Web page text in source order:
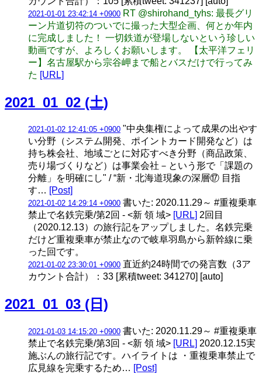
2021-01-01 23:42:14 +0900 RT @shirohand_tyhs: 最長グリ
ーン片道切符のついでに撮った大型企画、何とか年内
に完成しました！ 一切鉄道が登場しないという珍しい
動画ですが、よろしくお願いします。 【太平洋フェリ
ー】名古屋駅から宗谷岬まで船とバスだけで行ってみ
た [URL]
2021_01_02 (土)
2021-01-02 12:41:05 +0900 "中央集権によって成果の出やす
い分野（システム開発、ポイントカード開発など）は
持ち株会社、地域ごとに対応すべき分野（商品政策、
売り場づくりなど）は事業会社－という形で「課題の
分離」を明確にし" / “新・北海道現象の深層⑰ 目指
す… [Post]
2021-01-02 14:29:14 +0900 書いた: 2020.11.29～ #重複乗車
禁止で名鉄完乗/第2回 - <新 領 域> [URL] 2回目
（2020.12.13）の旅行記をアップしました。名鉄完乗
だけど重複乗車が禁止なので岐阜羽島から新幹線に乗
った回です。
2021-01-02 23:30:01 +0900 直近約24時間での発言数（3ア
カウント合計）：33 [累積tweet: 341270] [auto]
2021_01_03 (日)
2021-01-03 14:15:20 +0900 書いた: 2020.11.29～ #重複乗車
禁止で名鉄完乗/第3回 - <新 領 域> [URL] 2020.12.15実
施ぶんの旅行記です。ハイライトは ・重複乗車禁止で
広見線を完乗するため… [Post]